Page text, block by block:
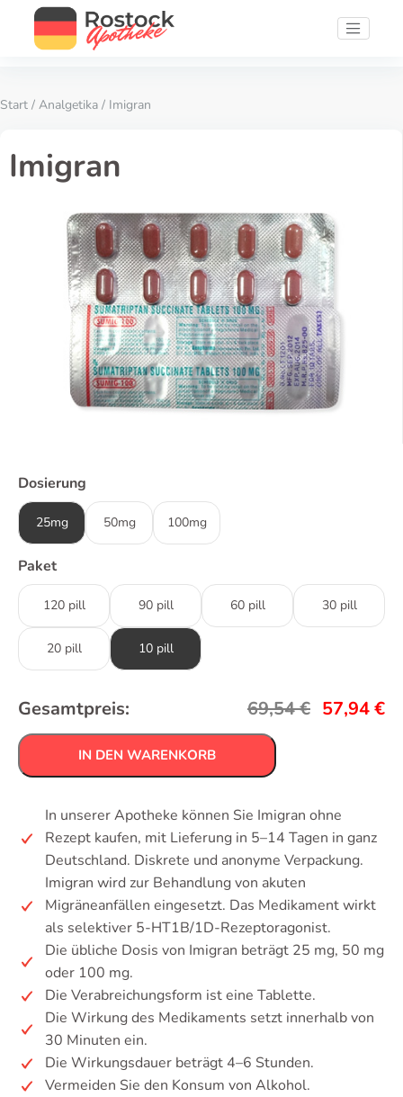
Start / Analgetika / Imigran
Imigran
Dosierung
25mg 50mg 100mg
Paket
120 pill 90 pill 60 pill 30 pill
20 pill 10 pill
Gesamtpreis: 69,54€ 57,94€
IN DEN WARENKORB
In unserer Apotheke können Sie Imigran ohne
Rezept kaufen, mit Lieferung in 5–14 Tagen in ganz
Deutschland. Diskrete und anonyme Verpackung.
Imigran wird zur Behandlung von akuten
Migräneanfällen eingesetzt. Das Medikament wirkt
als selektiver 5-HT1B/1D-Rezeptoragonist.
Die übliche Dosis von Imigran beträgt 25 mg, 50 mg
oder 100 mg.
Die Verabreichungsform ist eine Tablette.
Die Wirkung des Medikaments setzt innerhalb von
30 Minuten ein.
Die Wirkungsdauer beträgt 4–6 Stunden.
Vermeiden Sie den Konsum von Alkohol.